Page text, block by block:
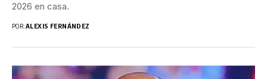
2026 en casa.
POR:ALEXIS FERNÁNDEZ